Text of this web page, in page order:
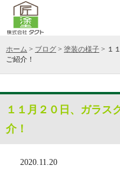
ホーム > ブログ > 塗装の様子 > １
ご紹介！
１１月２０日、ガラス
介！
2020.11.20